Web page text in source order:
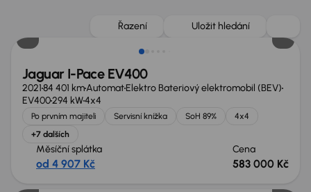
Řazení Uložit hledání
Jaguar I-Pace EV400
202184 401 kmAutomatElektro Bateriový elektromobil (BEV)
EV400294 kW4x4
Po prvním majiteli Servisní knížka SoH 89%
4x4
+7 dalších
Měsíční splátka
od 4 907 Kč
Cena
583 000 Kč
Zlevněno o 40 000 Kč